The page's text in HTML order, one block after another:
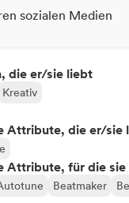
sozialen Medien
die er/sie liebt
Kreativ
Attribute, die er/sie
Attribute, für die
Beatmaker